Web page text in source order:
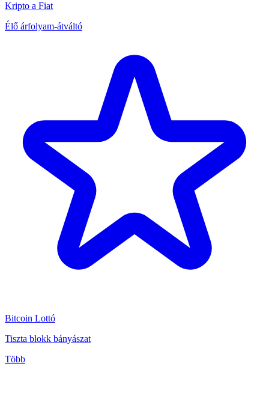
Kripto a Fiat
Élő árfolyam-átváltó
Bitcoin Lottó
Tiszta blokk bányászat
Több